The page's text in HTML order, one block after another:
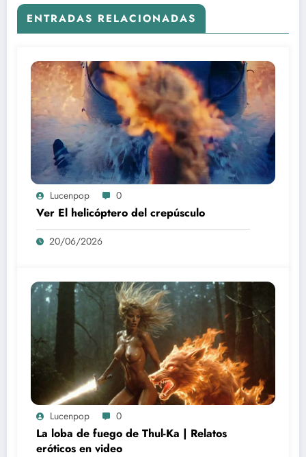
ENTRADAS RELACIONADAS
Lucenpop 0
Ver El helicóptero del crepúsculo
20/06/2026
Lucenpop 0
La loba de fuego de Thul-Ka | Relatos
eróticos en video